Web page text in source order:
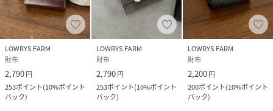
LOWRYS FARM
財布
2,790円
253ポイント(10%ポイント
バック)
LOWRYS FARM
財布
2,790円
253ポイント(10%ポイント
バック)
LOWRYS FARM
財布
2,200円
200ポイント(10%ポイント
バック)